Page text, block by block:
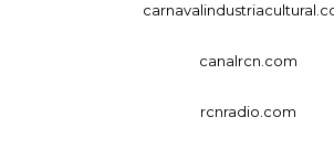
canalrcn.com
rcnradio.com